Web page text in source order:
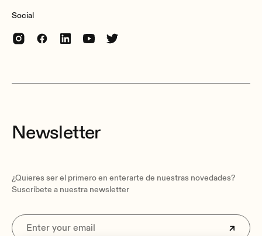
Social
Newsletter
¿Quieres ser el primero en enterarte de nuestras novedades?
Suscríbete a nuestra newsletter